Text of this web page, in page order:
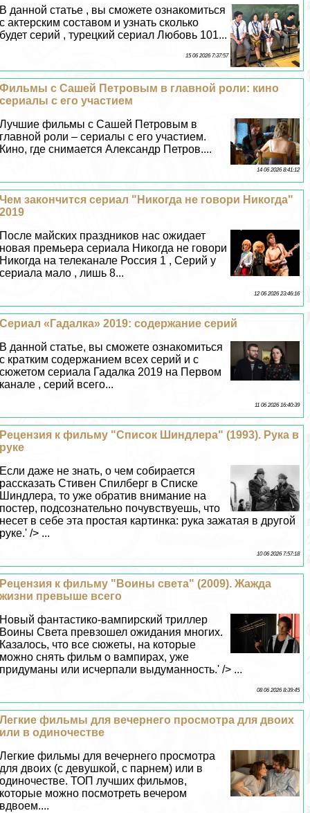
В данной статье , вы сможете ознакомиться
с актерским составом и узнать сколько
будет серий , турецкий сериал Любовь 101...
15 06 2026 7:37:57
Фильмы с Сашей Петровым в главной роли: кино
сериалы с его участием
Лучшие фильмы с Сашей Петровым в
главной роли – сериалы с его участием.
Кино, где снимается Александр Петров....
14 06 2026 8:41:12
Чем закончится сериал "Никогда не говори Никогда"
2019
После майских праздников нас ожидает
новая премьера сериала Никогда не говори
Никогда на телеканале Россия 1 , Серий у
сериала мало , лишь 8...
12 06 2026 23:46:16
Сериал «Гадалка» 2019: содержание серий
В данной статье, вы сможете ознакомиться
с кратким содержанием всех серий и с
сюжетом сериала Гадалка 2019 на Первом
канале , серий всего...
11 06 2026 16:40:39
Рецензия к фильму "Список Шиндлера" (1993). Рука в
руке
Если даже не знать, о чем собирается
рассказать Стивен Спилберг в Списке
Шиндлера, то уже обратив внимание на
постер, подсознательно почувствуешь, что
несет в себе эта простая картинка: рука зажатая в другой
руке.' /> ...
10 06 2026 7:57:18
Рецензия к фильму "Воины света" (2009). Жажда
жизни превыше всего
Новый фантастико-вампирский триллер
Воины Света превзошел ожидания многих.
Казалось, что все сюжеты, на которые
можно снять фильм о вампирах, уже
придуманы или исчерпали выдуманность.' /> ...
08 06 2026 8:39:45
Легкие фильмы для вечернего просмотра для двоих
или в одиночестве
Легкие фильмы для вечернего просмотра
для двоих (с дeвyшкой, с парнем) или в
одиночестве. ТОП лучших фильмов,
которые можно посмотреть вечером
вдвоем....